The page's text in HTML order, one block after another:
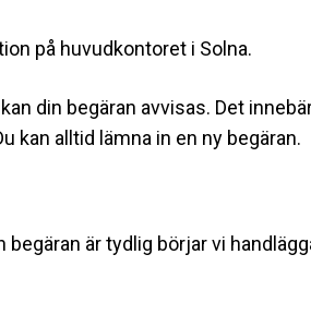
på huvudkontoret i Solna.
din begäran avvisas. Det
kan alltid lämna in en ny begäran.
är tydlig börjar vi